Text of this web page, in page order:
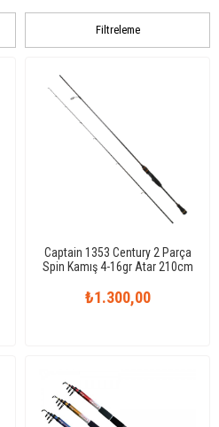
Filtreleme
Captain 1353 Century 2 Parça
Spin Kamış 4-16gr Atar 210cm
₺1.300,00